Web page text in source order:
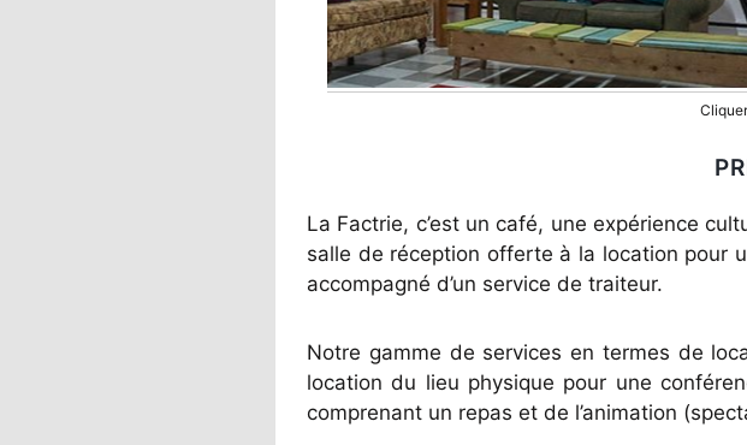
La Factrie, c’est un café, une expérience
salle de réception offerte à la location pour
accompagné d’un service de traiteur.
Notre gamme de services en termes de
location du lieu physique pour une
comprenant un repas et de l’animation